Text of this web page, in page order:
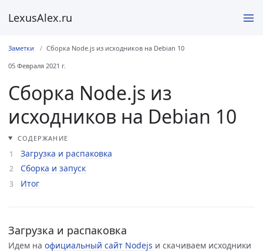
LexusAlex.ru
Заметки
Сборка Node.js из исходников на Debian 10
05 Февраля 2021 г.
Сборка Node.js из
исходников на Debian 10
СОДЕРЖАНИЕ
Загрузка и распаковка
Сборка и запуск
Итог
Загрузка и распаковка
Идем на официальный сайт Nodejs и скачиваем исходники